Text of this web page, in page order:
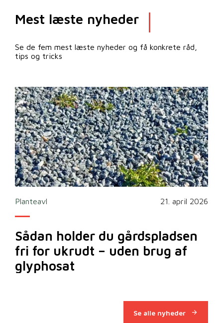
Mest læste nyheder
Se de fem mest læste nyheder og få konkrete råd,
tips og tricks
Planteavl 21. april 2026
Sådan holder du gårdspladsen
fri for ukrudt – uden brug af
glyphosat
Se alle nyheder